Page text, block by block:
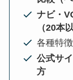
ナビ・
（20本
各種特
公式サ
方